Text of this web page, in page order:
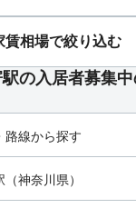
賃相場で絞り込む
の入居者募集
路線から探す
神奈川県）